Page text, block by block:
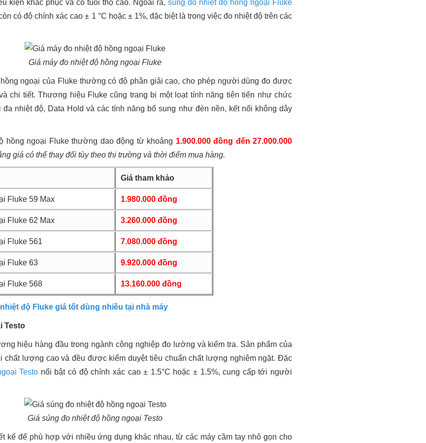
kiện khắc phục và có tuổi thọ cao. Ngoài ra, súng đo nhiệt độ hồng ngoại Fluke
có độ chính xác cao ± 1 °C hoặc ± 1%, đặc biệt là trong việc đo nhiệt độ trên các
Giá máy đo nhiệt độ hồng ngoại Fluke
ngoại của Fluke thường có độ phân giải cao, cho phép người dùng đo được
chi tiết. Thương hiệu Fluke cũng trang bị một loạt tính năng tiên tiến như chức
nhiệt độ, Data Hold và các tính năng bổ sung như đèn nền, kết nối không dây
hồng ngoại Fluke thường dao động từ khoảng 1.900.000 đồng đến 27.000.000
giá có thể thay đổi tùy theo thị trường và thời điểm mua hàng.
Giá tham khảo
Fluke 59 Max 1.980.000 đồng
Fluke 62 Max 3.260.000 đồng
Fluke 561 7.080.000 đồng
Fluke 63 9.920.000 đồng
Fluke 568 13.160.000 đồng
độ Fluke giá tốt dùng nhiều tại nhà máy
Testo
hiệu hàng đầu trong ngành công nghiệp đo lường và kiểm tra. Sản phẩm của
chất lượng cao và đều được kiểm duyệt tiêu chuẩn chất lượng nghiêm ngặt. Đặc
Testo nổi bật có độ chính xác cao ± 1.5°C hoặc ± 1.5%, cung cấp tới người
Giá súng đo nhiệt độ hồng ngoại Testo
kế để phù hợp với nhiều ứng dụng khác nhau, từ các máy cầm tay nhỏ gọn cho